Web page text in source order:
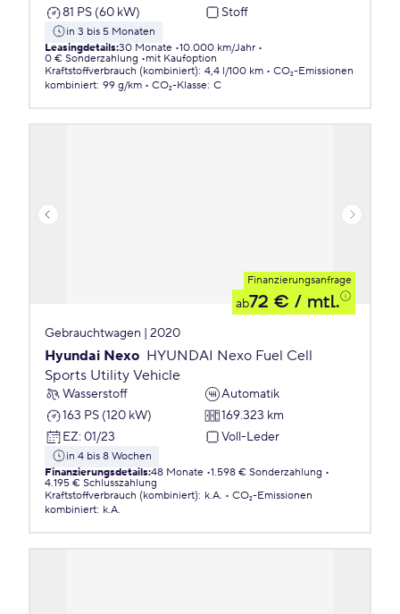
81 PS (60 kW)
Stoff
in 3 bis 5 Monaten
Leasingdetails:30 Monate 10.000 km/Jahr
0 € Sonderzahlung
mit Kaufoption
Kraftstoffverbrauch (kombiniert): 4,4 l/100 km
CO₂-Emissionen
kombiniert: 99 g/km CO₂-Klasse: C
Finanzierungsanfrage
ab72 € / mtl.
Gebrauchtwagen | 2020
Hyundai Nexo HYUNDAI Nexo Fuel Cell
Sports Utility Vehicle
Wasserstoff
Automatik
163 PS (120 kW)
169.323 km
EZ: 01/23 Voll-Leder
in 4 bis 8 Wochen
Finanzierungsdetails:48 Monate 1.598 € Sonderzahlung
4.195 € Schlusszahlung
Kraftstoffverbrauch (kombiniert): k.A.
CO₂-Emissionen
kombiniert: k.A.